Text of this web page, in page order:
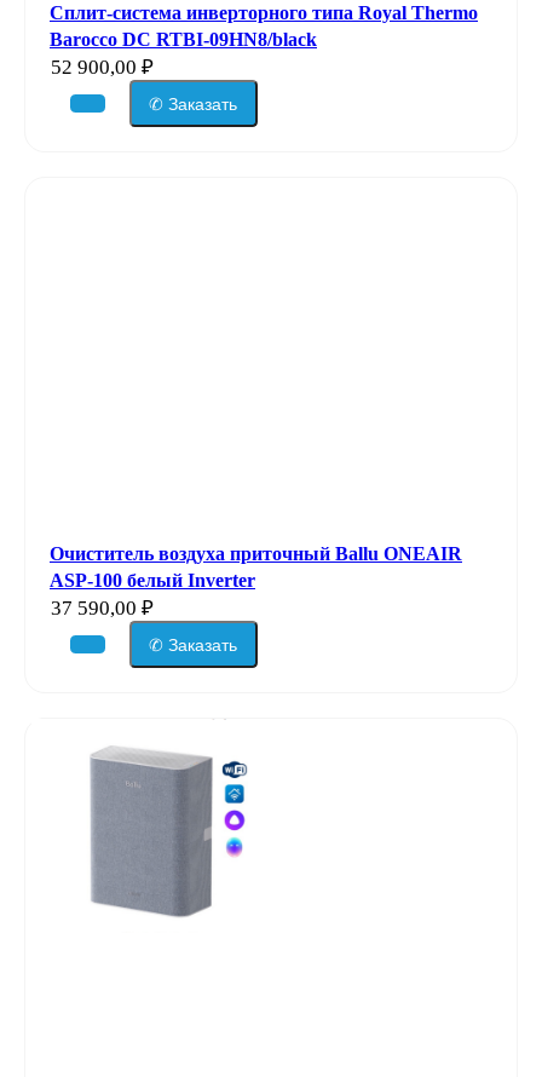
Сплит-система инверторного типа Royal Thermo
Barocco DC RTBI-09HN8/black
52 900,00 ₽
✆ Заказать
Очиститель воздуха приточный Ballu ONEAIR
ASP-100 белый Inverter
37 590,00 ₽
✆ Заказать